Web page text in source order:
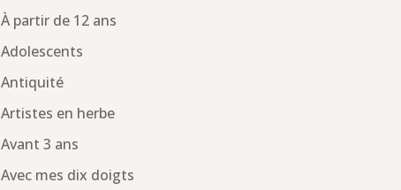
À partir de 12 ans
Adolescents
Antiquité
Artistes en herbe
Avant 3 ans
Avec mes dix doigts